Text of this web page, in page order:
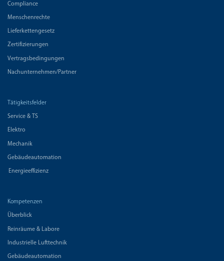
Compliance
Menschenrechte
Lieferkettengesetz
Zertifizierungen
Vertragsbedingungen
Nachunternehmen/Partner
Tätigkeitsfelder
Service & TS
Elektro
Mechanik
Gebäudeautomation
Energieeffizienz
Kompetenzen
Überblick
Reinräume & Labore
Industrielle Lufttechnik
Gebäudeautomation